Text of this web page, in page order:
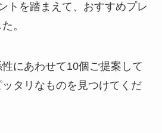
トを踏まえて、おすすめプレ
。
にあわせて10個ご提案して
タリなものを見つけてくだ